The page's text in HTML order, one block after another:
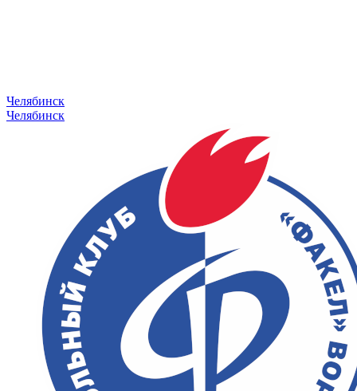
Челябинск
Челябинск